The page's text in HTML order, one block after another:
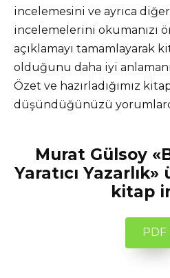
incelemesini ve ayrıca diğer
incelemelerini okumanızı
açıklamayı tamamlayarak
olduğunu daha iyi
Özet ve hazırladığımız
düşündüğünüzü
Murat Gülsoy
Yaratıcı
kitap
PDF